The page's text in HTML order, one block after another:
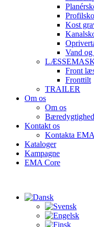
Kost
Vand
Front
Fronttilt
TRAILER
Om os
Om os
Bæredygtighed
Kontakt os
Kontakta EMA
Kataloger
Kampagne
EMA Core